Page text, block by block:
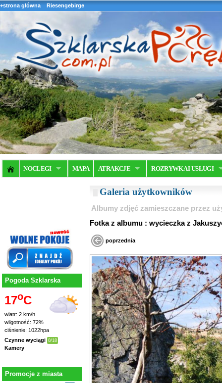
+strona główna Riesengebirge
NOCLEGI MAPA ATRAKCJE ROZRYWKA I USŁUGI
Pogoda Szklarska
17oC
wiatr: 2 km/h
wilgotność: 72%
ciśnienie: 1022hpa
Czynne wyciągi 0/18
Kamery
Promocje z miasta
Galeria użytkowników
Albumy zdjęć zamieszczane przez
Fotka z albumu : wycieczka z
poprzednia